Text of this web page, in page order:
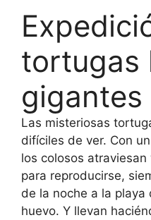
tortugas
gigantes
Las misteriosas
difíciles de ver. Con
los colosos
para reproducirse,
de la noche a la playa
huevo. Y llevan